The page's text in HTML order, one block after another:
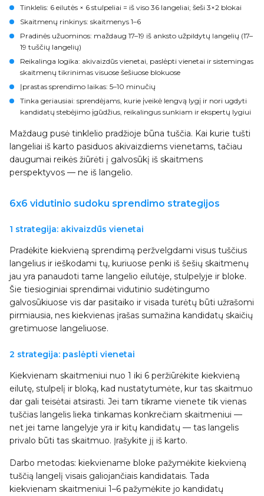
Tinklelis: 6 eilutės × 6 stulpeliai = iš viso 36 langeliai; šeši 3×2 blokai
Skaitmenų rinkinys: skaitmenys 1–6
Pradinės užuominos: maždaug 17–19 iš anksto užpildytų langelių (17–
19 tuščių langelių)
Reikalinga logika: akivaizdūs vienetai, paslėpti vienetai ir sistemingas
skaitmenų tikrinimas visuose šešiuose blokuose
Įprastas sprendimo laikas: 5–10 minučių
Tinka geriausiai: sprendėjams, kurie įveikė lengvą lygį ir nori ugdyti
kandidatų stebėjimo įgūdžius, reikalingus sunkiam ir ekspertų lygiui
Maždaug pusė tinklelio pradžioje būna tuščia. Kai kurie tušti
langeliai iš karto pasiduos akivaizdiems vienetams, tačiau
daugumai reikės žiūrėti į galvosūkį iš skaitmens
perspektyvos — ne iš langelio.
6x6 vidutinio sudoku sprendimo strategijos
1 strategija: akivaizdūs vienetai
Pradėkite kiekvieną sprendimą peržvelgdami visus tuščius
langelius ir ieškodami tų, kuriuose penki iš šešių skaitmenų
jau yra panaudoti tame langelio eilutėje, stulpelyje ir bloke.
Šie tiesioginiai sprendimai vidutinio sudėtingumo
galvosūkiuose vis dar pasitaiko ir visada turėtų būti užrašomi
pirmiausia, nes kiekvienas įrašas sumažina kandidatų skaičių
gretimuose langeliuose.
2 strategija: paslėpti vienetai
Kiekvienam skaitmeniui nuo 1 iki 6 peržiūrėkite kiekvieną
eilutę, stulpelį ir bloką, kad nustatytumėte, kur tas skaitmuo
dar gali teisėtai atsirasti. Jei tam tikrame vienete tik vienas
tuščias langelis lieka tinkamas konkrečiam skaitmeniui —
net jei tame langelyje yra ir kitų kandidatų — tas langelis
privalo būti tas skaitmuo. Įrašykite jį iš karto.
Darbo metodas: kiekviename bloke pažymėkite kiekvieną
tuščią langelį visais galiojančiais kandidatais. Tada
kiekvienam skaitmeniui 1–6 pažymėkite jo kandidatų